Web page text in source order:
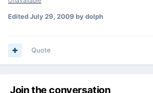
EditedJuly 29, 2009 by dolph
Quote
Join the conversation